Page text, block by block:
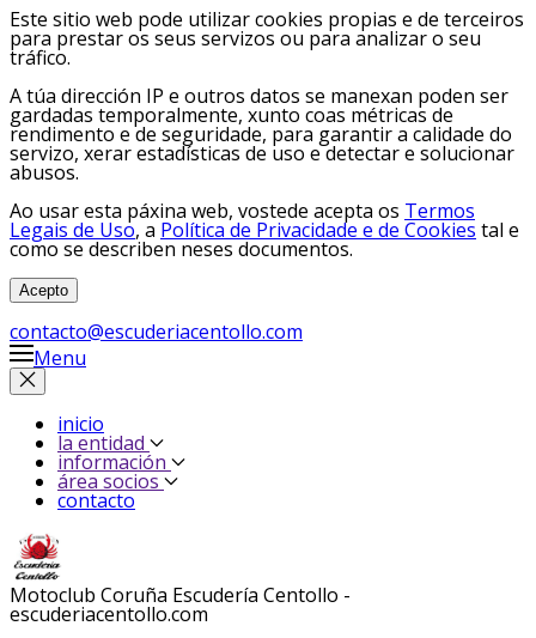
Este sitio web pode utilizar cookies propias e de terceiros
para prestar os seus servizos ou para analizar o seu
tráfico.
A túa dirección IP e outros datos se manexan poden ser
gardadas temporalmente, xunto coas métricas de
rendimento e de seguridade, para garantir a calidade do
servizo, xerar estadísticas de uso e detectar e solucionar
abusos.
Ao usar esta páxina web, vostede acepta os Termos
Legais de Uso, a Política de Privacidade e de Cookies tal e
como se describen neses documentos.
Acepto
contacto@escuderiacentollo.com
Menu
inicio
la entidad
información
área socios
contacto
Motoclub Coruña Escudería Centollo -
escuderiacentollo.com